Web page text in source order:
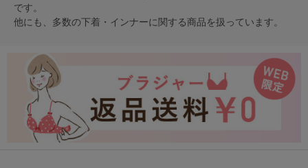
です。
他にも、多数の下着・インナーに関する商品を扱っています。